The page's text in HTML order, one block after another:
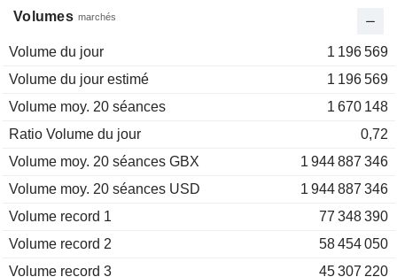
Volumes marchés
Volume du jour
1 196 569
Volume du jour estimé
1 196 569
Volume moy. 20 séances
1 670 148
Ratio Volume du jour
0,72
Volume moy. 20 séances GBX
1 944 887 346
Volume moy. 20 séances USD
1 944 887 346
Volume record 1
77 348 390
Volume record 2
58 454 050
Volume record 3
45 307 220